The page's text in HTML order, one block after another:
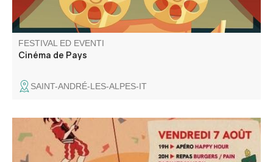
FESTIVAL ED EVENTI
Cinéma de Pays
SAINT-ANDRÉ-LES-ALPES-IT
Le Comité des fêtes vous propose ses soirées
dansantes,. fanfare, animation pour enfants, concours de